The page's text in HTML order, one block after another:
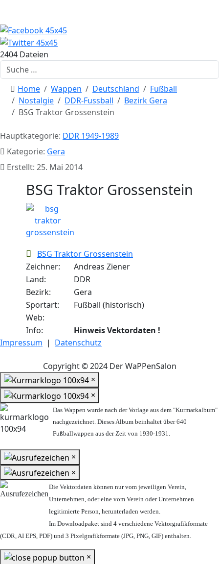
2404 Dateien
Suchen
Home Wappen Deutschland
Fußball
Nostalgie
DDR-Fussball
Bezirk Gera
BSG Traktor Grossenstein
Hauptkategorie: DDR 1949-1989
Kategorie: Gera
Erstellt: 25. Mai 2014
BSG Traktor Grossenstein
BSG Traktor Grossenstein
Zeichner:
Andreas Ziener
Land:
DDR
Bezirk:
Gera
Sportart:
Fußball (historisch)
Web:
Info:
Hinweis Vektordaten !
Impressum | Datenschutz
Copyright © 2024 Der WaPPenSalon
×
×
Das Wappen wurde nach der Vorlage aus dem "Kurmarkalbum"
nachgezeichnet. Dieses Album beinhaltet über 640
Fußballwappen aus der Zeit von 1930-1931.
×
×
Die Vektordaten können nur vom jeweiligen Verein,
Unternehmen, oder eine vom Verein oder Unternehmen
legitimierte Person, herunterladen werden.
Im Downloadpaket sind 4 verschiedene Vektorgrafikformate
(CDR, AI EPS, PDF) und 3 Pixelgrafikformate (JPG, PNG, GIF) enthalten.
×